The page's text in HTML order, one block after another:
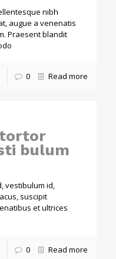
nibh
augue a venenatis
Praesent blandit
0 Read more
tortor
bulum
vestibulum id,
suscipit
et ultrices
0 Read more